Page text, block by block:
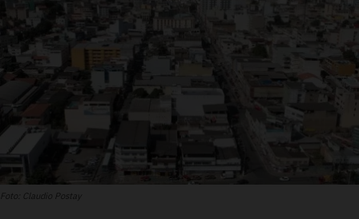
Foto: Claudio Postay